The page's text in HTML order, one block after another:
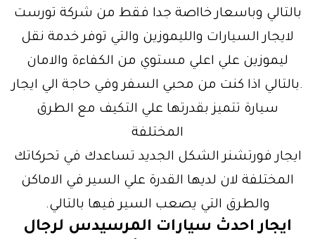
بالتالي وباسعار خااصة جدا فقط من شركة تورست
لايجار السيارات والليموزين والتي توفر خدمة نقل
ليموزين علي اعلي مستوي من الكفاءة والامان
.بالتالي اذا كنت من محبي السفر وفي حاجة الي ايجار
سيارة تتميز بقدرتها علي التكيف مع الطرق
المختلفة
ايجار فورتشنر الشكل الجديد تساعدك في تحركاتك
المختلفة لان لديها القدرة علي السير في الاماكن
والطرق التي يصعب السير فيها بالتالي.
ايجار احدث سيارات المرسيدس لرجال